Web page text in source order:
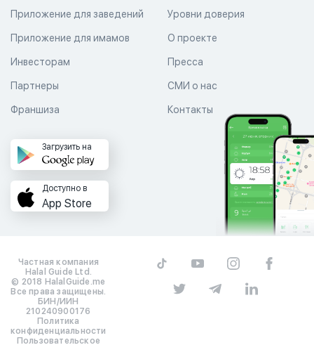
Уровни доверия
Приложение для заведений
Приложение для имамов О проекте
Пресса
СМИ о нас
Контакты
Инвесторам
Партнеры
Франшиза
Загрузить на
Доступно в
App Store
Частная компания
Halal Guide Ltd.
© 2018 HalalGuide.me
Все права защищены.
БИН/ИИН
210240900176
Политика
конфиденциальности
Пользовательское